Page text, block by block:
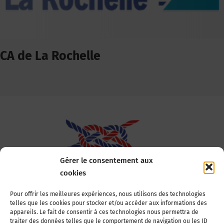
Gérer le consentement aux
cookies
Pour offrir les meilleures expériences, nous utilisons des technologies
telles que les cookies pour stocker et/ou accéder aux informations des
appareils. Le fait de consentir à ces technologies nous permettra de
traiter des données telles que le comportement de navigation ou les ID
CA de La Rochelle
Association Nationale des Elus des Littoraux
22, boulevard de la Tour-Maubourg
75007 Paris